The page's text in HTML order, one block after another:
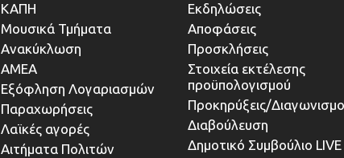
ΚΑΠΗ
Μουσικά Τμήματα
Ανακύκλωση
ΑΜΕΑ
Εξόφληση Λογαριασμών
Παραχωρήσεις
Λαϊκές αγορές
Αιτήματα Πολιτών
Εκδηλώσεις
Αποφάσεις
Προσκλήσεις
Στοιχεία εκτέλεσης
προϋπολογισμού
Προκηρύξεις/
Διαβούλευση
Δημοτικό Συμβούλιο LIVE